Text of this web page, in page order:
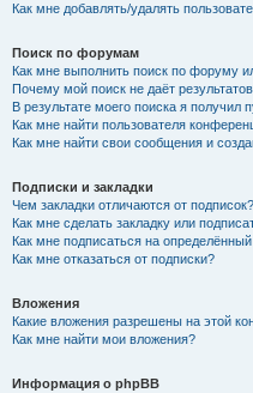
Как мне добавлять/удалять
Поиск по форумам
Как мне выполнить поиск по форуму
Почему мой поиск не даёт
В результате моего поиска я получил
Как мне найти пользователя
Как мне найти свои сообщения и
Подписки и закладки
Чем закладки отличаются от подписок?
Как мне сделать закладку или
Как мне подписаться на
Как мне отказаться от подписки?
Вложения
Какие вложения разрешены на этой
Как мне найти мои вложения?
Информация о phpBB